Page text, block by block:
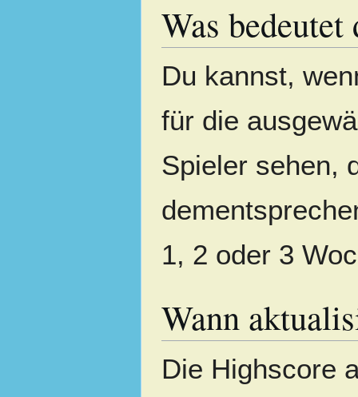
Was
Du kannst,
für die
Spieler sehen,
1, 2 oder 3
Wann
Die Highscore